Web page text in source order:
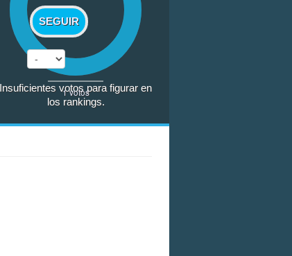
SEGUIR
1votos
Insuficientes votos para figurar en
los rankings.